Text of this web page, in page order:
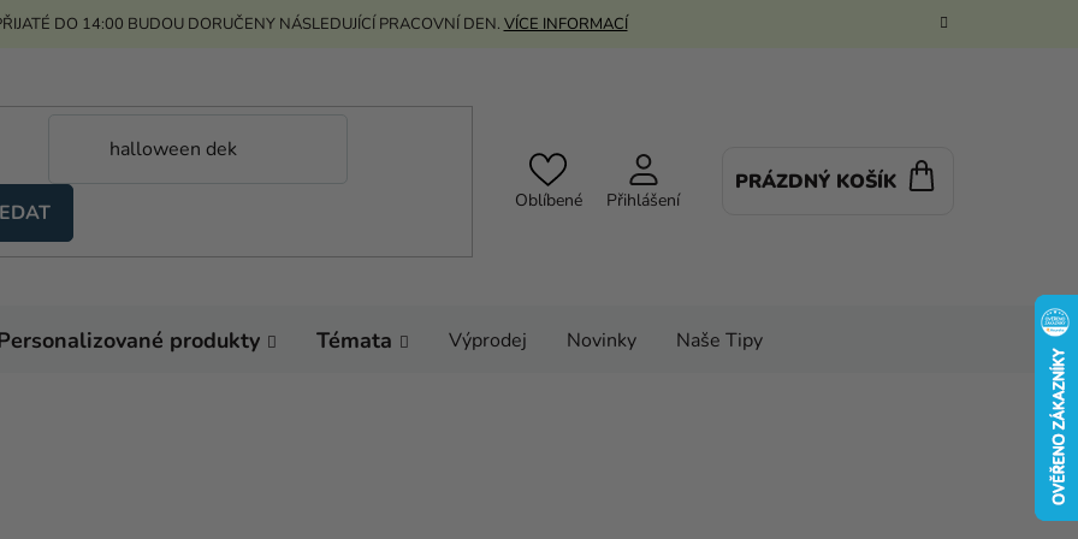
DO 14:00 BUDOU DORUČENY NÁSLEDUJÍCÍ PRACOVNÍ DEN. VÍCE INFORMACÍ
Oblíbené Přihlášení
PRÁZDNÝ KOŠÍK
produkty Témata Výprodej Novinky Naše Tipy